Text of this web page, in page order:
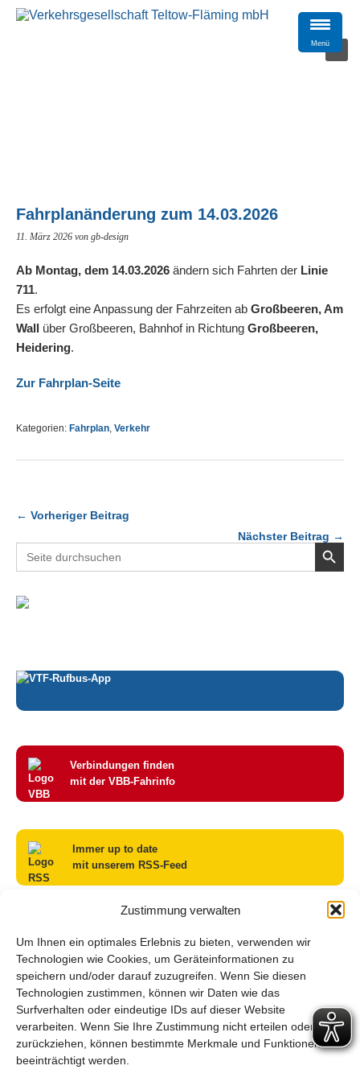
Zustimmung verwalten
Um Ihnen ein optimales Erlebnis zu bieten, verwenden wir
Technologien wie Cookies, um Geräteinformationen zu
speichern und/oder darauf zuzugreifen. Wenn Sie diesen
Technologien zustimmen, können wir Daten wie das
Surfverhalten oder eindeutige IDs auf dieser Website
verarbeiten. Wenn Sie Ihre Zustimmung nicht erteilen oder
zurückziehen, können bestimmte Merkmale und Funktionen
beeinträchtigt werden.
Fahrplanänderung zum 14.03.2026
11. März 2026 von gb-design
Ab Montag, dem 14.03.2026 ändern sich Fahrten der Linie
711.
Es erfolgt eine Anpassung der Fahrzeiten ab Großbeeren, Am
Wall über Großbeeren, Bahnhof in Richtung Großbeeren,
Heidering.
Zur Fahrplan-Seite
Kategorien: Fahrplan, Verkehr
← Vorheriger Beitrag
Nächster Beitrag →
Search
for:
Search Button
Verbindungen finden
mit der VBB-Fahrinfo
Immer up to date
mit unserem RSS-Feed
Sperrung Ludwigsfelde Bahnhof am 08.08.2026
Linienausfall 600, 704, 711, 720, 793
Baustelle Gottow-Luckenwalde
Archiv
Menü